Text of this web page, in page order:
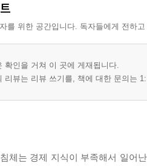
를 위한 공간입니다. 독자들에게 전하
확인을 거쳐 이 곳에 게재됩니다.
리뷰는 리뷰 쓰기를, 책에 대한 문의는
체는 경제 지식이 부족해서 일어